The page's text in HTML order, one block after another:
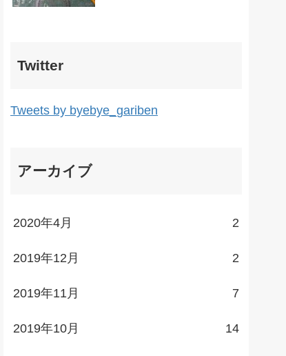
Twitter
Tweets by byebye_gariben
アーカイブ
2020年4月 2
2019年12月 2
2019年11月 7
2019年10月 14